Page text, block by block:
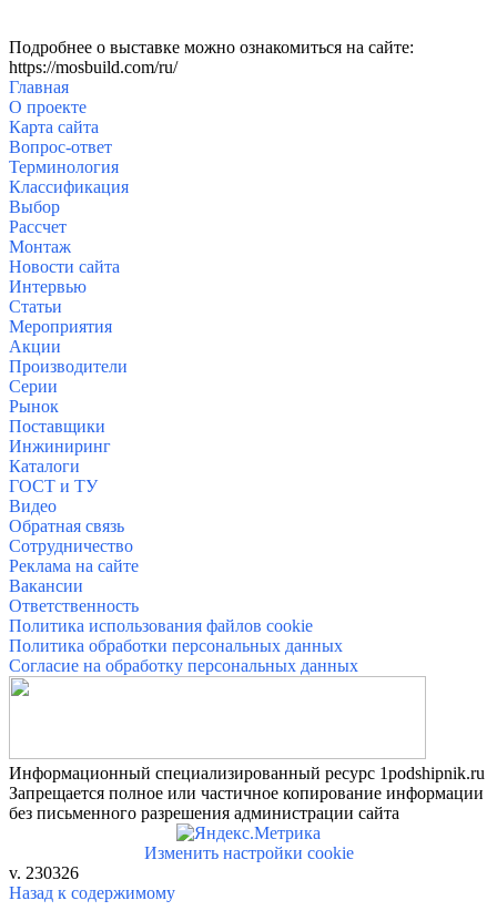
Подробнее о выставке можно ознакомиться на сайте:
https://mosbuild.com/ru/
Главная
О проекте
Карта сайта
Вопрос-ответ
Терминология
Классификация
Выбор
Рассчет
Монтаж
Новости сайта
Интервью
Статьи
Мероприятия
Акции
Производители
Серии
Рынок
Поставщики
Инжиниринг
Каталоги
ГОСТ и ТУ
Видео
Обратная связь
Сотрудничество
Реклама на сайте
Вакансии
Ответственность
Политика использования файлов cookie
Политика обработки персональных данных
Согласие на обработку персональных данных
Информационный специализированный ресурс 1podshipnik.ru
Запрещается полное или частичное копирование информации
без письменного разрешения администрации сайта
Изменить настройки cookie
v. 230326
Назад к содержимому